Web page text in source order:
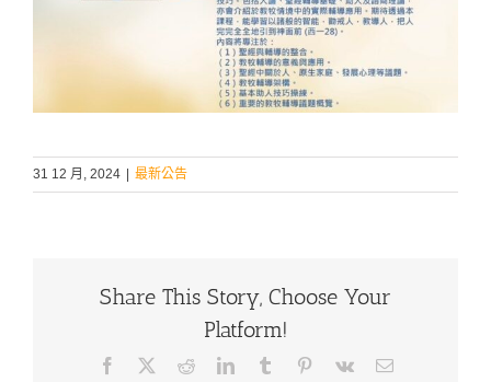
31 12 月, 2024 最新公告
Share This Story, Choose Your
Platform!
Facebook RedditLinkedInTumblr Pinterest
Vk Email: